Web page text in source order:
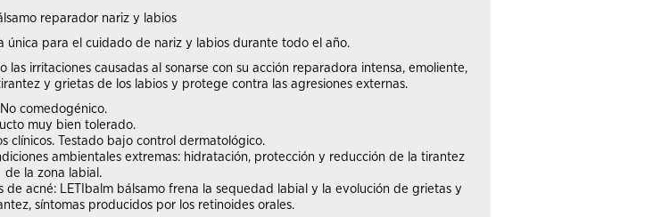
reparador nariz y labios
única para el cuidado de nariz y labios durante todo el año.
irritaciones causadas al sonarse con su acción reparadora intensa, emoliente,
y grietas de los labios y protege contra las agresiones externas.
No comedogénico.
muy bien tolerado.
clínicos. Testado bajo control dermatológico.
ambientales extremas: hidratación, protección y reducción de la tirantez
de la zona labial.
acné: LETIbalm bálsamo frena la sequedad labial y la evolución de grietas y
síntomas producidos por los retinoides orales.